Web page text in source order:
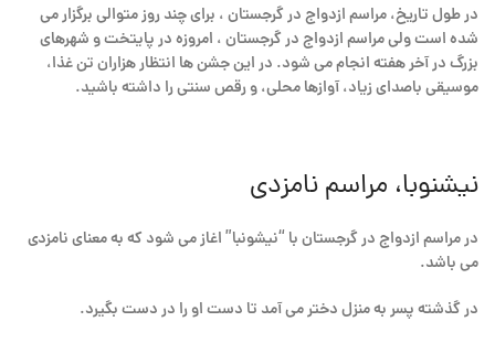
در طول تاریخ، مراسم ازدواج در گرجستان ، برای چند روز متوالی برگزار می
شده است ولی مراسم ازدواج در گرجستان ، امروزه در پایتخت و شهرهای
بزرگ در آخر هفته انجام می شود. در این جشن ها انتظار هزاران تن غذا،
موسیقی باصدای زیاد، آوازها محلی، و رقص سنتی را داشته باشید.
نیشنوبا، مراسم نامزدی
در مراسم ازدواج در گرجستان با “نیشونبا” اغاز می شود که به معنای نامزدی
می باشد.
در گذشته پسر به منزل دختر می آمد تا دست او را در دست بگیرد.